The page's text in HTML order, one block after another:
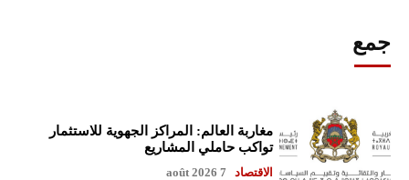
جمع
مغاربة العالم: المراكز الجهوية للاستثمار
تواكب حاملي المشاريع
الاقتصاد 7 août 2026